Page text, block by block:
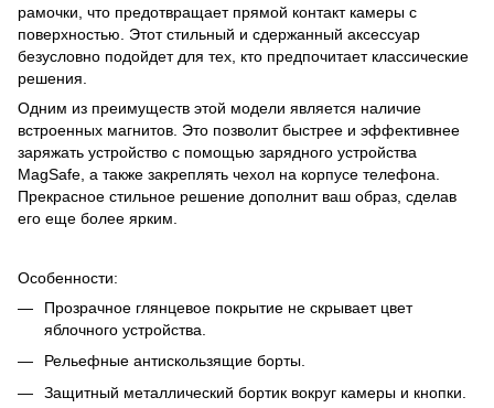
рамочки, что предотвращает прямой контакт камеры с
поверхностью. Этот стильный и сдержанный аксессуар
безусловно подойдет для тех, кто предпочитает классические
решения.
Одним из преимуществ этой модели является наличие
встроенных магнитов. Это позволит быстрее и эффективнее
заряжать устройство с помощью зарядного устройства
MagSafe, а также закреплять чехол на корпусе телефона.
Прекрасное стильное решение дополнит ваш образ, сделав
его еще более ярким.
Особенности:
Прозрачное глянцевое покрытие не скрывает цвет
яблочного устройства.
Рельефные антискользящие борты.
Защитный металлический бортик вокруг камеры и кнопки.